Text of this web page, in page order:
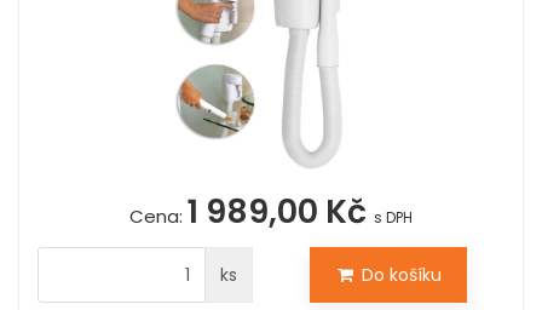
Cena: 1 989,00 Kč s DPH
ks Do košíku